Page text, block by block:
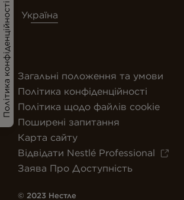
Політика конфіденційності Україна
Загальні положення та умови
Політика конфіденційності
Політика щодо файлів cookie
Поширені запитання
Карта сайту
Відвідати Nestlé Professional
Заява Про Доступність
© 2023 Нестле